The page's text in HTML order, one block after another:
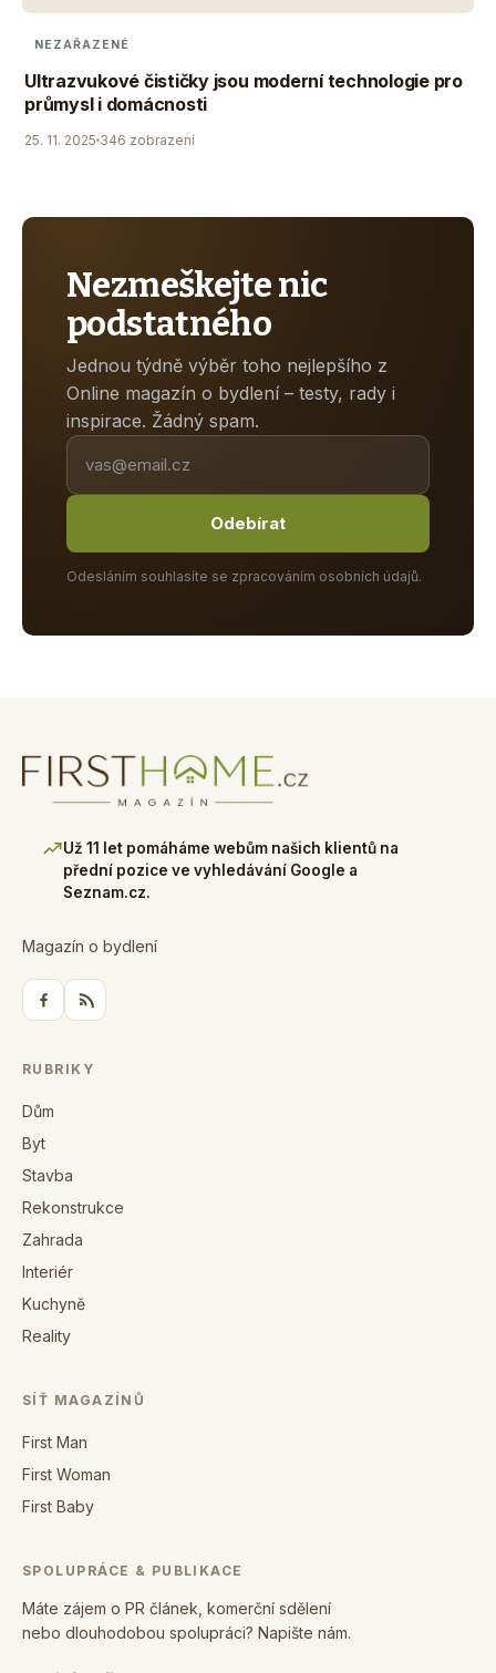
NEZAŘAZENÉ
Ultrazvukové čističky jsou moderní technologie pro
průmysl i domácnosti
25. 11. 2025 346 zobrazení
Nezmeškejte nic
podstatného
Jednou týdně výběr toho nejlepšího z
Online magazín o bydlení – testy, rady i
inspirace. Žádný spam.
Odebírat
Odesláním souhlasíte se zpracováním osobních údajů.
Už 11 let pomáháme webům našich klientů na
přední pozice ve vyhledávání Google a
Seznam.cz.
Magazín o bydlení
RUBRIKY
Dům
Byt
Stavba
Rekonstrukce
Zahrada
Interiér
Kuchyně
Reality
SÍŤ MAGAZÍNŮ
First Man
First Woman
First Baby
SPOLUPRÁCE & PUBLIKACE
Máte zájem o PR článek, komerční sdělení
nebo dlouhodobou spolupráci? Napište nám.